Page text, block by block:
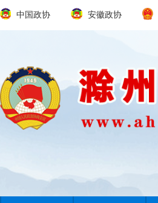
中国政协 安徽政协